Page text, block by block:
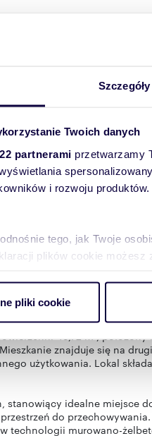
Szczegóły
Twoich danych
partnerami przetwarzamy
i rozwoju
tego, jak Twoje
plików cookie
Informacje o tym, jak
Partnerzy mogą
korzystania z ich usług.
pliki cookie
balkonem na Osiedlu
49,72 m², położony
znajduje się na
użytkowania. Lokal
idealne miejsce
do
technologii murowano-